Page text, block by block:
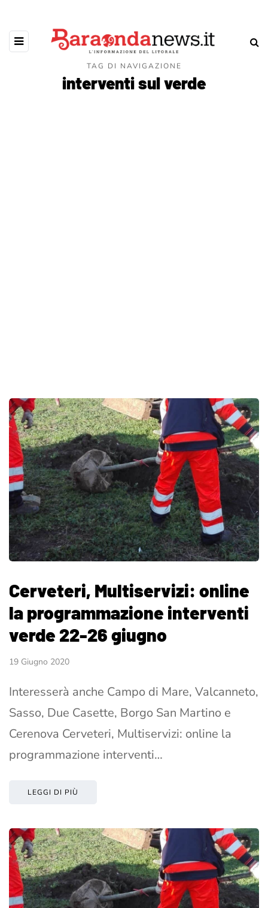
TAG DI NAVIGAZIONE
interventi sul verde
Cerveteri, Multiservizi: online
la programmazione interventi
verde 22-26 giugno
19 Giugno 2020
Interesserà anche Campo di Mare, Valcanneto,
Sasso, Due Casette, Borgo San Martino e
Cerenova Cerveteri, Multiservizi: online la
programmazione interventi…
LEGGI DI PIÙ